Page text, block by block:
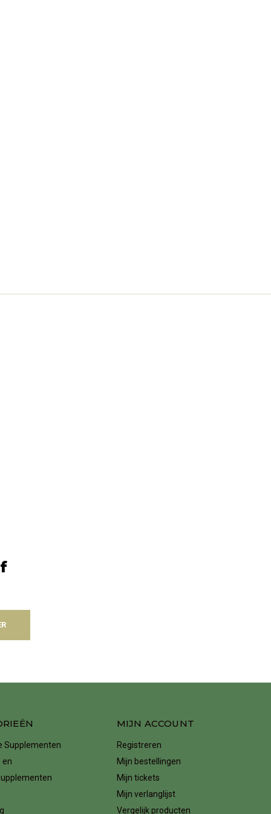
Supplementen
en
MIJN ACCOUNT
Registreren
Mijn bestellingen
Mijn tickets
Mijn verlanglijst
Vergelijk producten